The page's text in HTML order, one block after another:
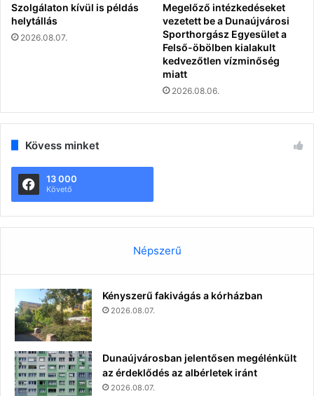
Szolgálaton kívül is példás
helytállás
2026.08.07.
Megelőző intézkedéseket
vezetett be a Dunaújvárosi
Sporthorgász Egyesület a
Felső-öbölben kialakult
kedvezőtlen vízminőség
miatt
2026.08.06.
Kövess minket
13 000
Követő
Népszerű
Kényszerű fakivágás a kórházban
2026.08.07.
Dunaújvárosban jelentősen megélénkült
az érdeklődés az albérletek iránt
2026.08.07.